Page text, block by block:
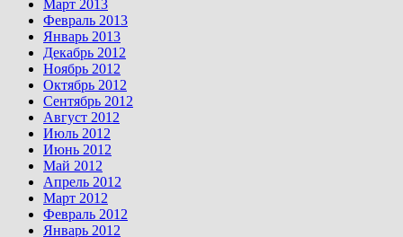
Март 2013
Февраль 2013
Январь 2013
Декабрь 2012
Ноябрь 2012
Октябрь 2012
Сентябрь 2012
Август 2012
Июль 2012
Июнь 2012
Май 2012
Апрель 2012
Март 2012
Февраль 2012
Январь 2012